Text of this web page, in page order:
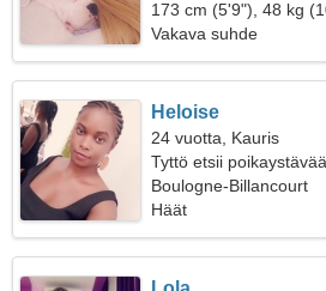
173 cm (5'9"), 48 kg
Vakava suhde
Heloise
24 vuotta, Kauris
Tyttö etsii poikaystävää
Boulogne-Billancourt
Häät